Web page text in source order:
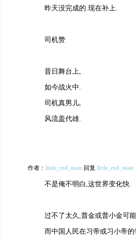
昨天没完成的.现在补上.
司机赞
昔日舞台上,
如今战火中.
司机真男儿,
风流盖代雄.
作者： little_red_man 回复 little_red_man
不是俺不明白,这世界变化快.
过不了太久,普金或普小金可
而中国人民在习帝或习小帝